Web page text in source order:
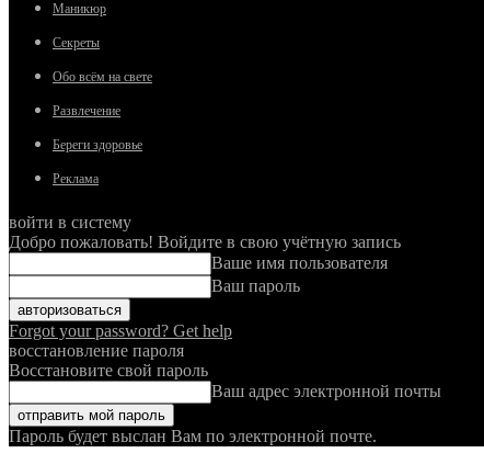
Маникюр
Секреты
Обо всём на свете
Развлечение
Береги здоровье
Реклама
войти в систему
Добро пожаловать! Войдите в свою учётную запись
Ваше имя пользователя
Ваш пароль
Forgot your password? Get help
восстановление пароля
Восстановите свой пароль
Ваш адрес электронной почты
Пароль будет выслан Вам по электронной почте.